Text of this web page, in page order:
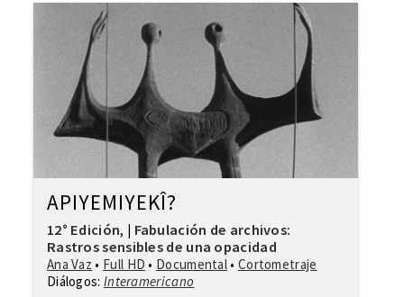
APIYEMIYEKÎ?
12° Edición, | Fabulación de archivos:
Rastros sensibles de una opacidad
Ana Vaz • Full HD • Documental • Cortometraje
Diálogos: Interamericano